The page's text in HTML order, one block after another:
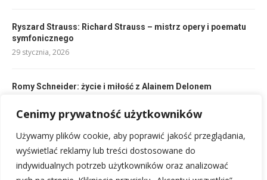
Cenimy prywatność użytkowników
Używamy plików cookie, aby poprawić jakość przeglądania,
wyświetlać reklamy lub treści dostosowane do
indywidualnych potrzeb użytkowników oraz analizować
Ryszard Strauss: Richard Strauss – mistrz opery i poematu
symfonicznego
29 stycznia, 2026
Romy Schneider: życie i miłość z Alainem Delonem
Diego Velázquez: Nadworny malarz Filipa IV i mistrz
portretów
29 stycznia, 2026